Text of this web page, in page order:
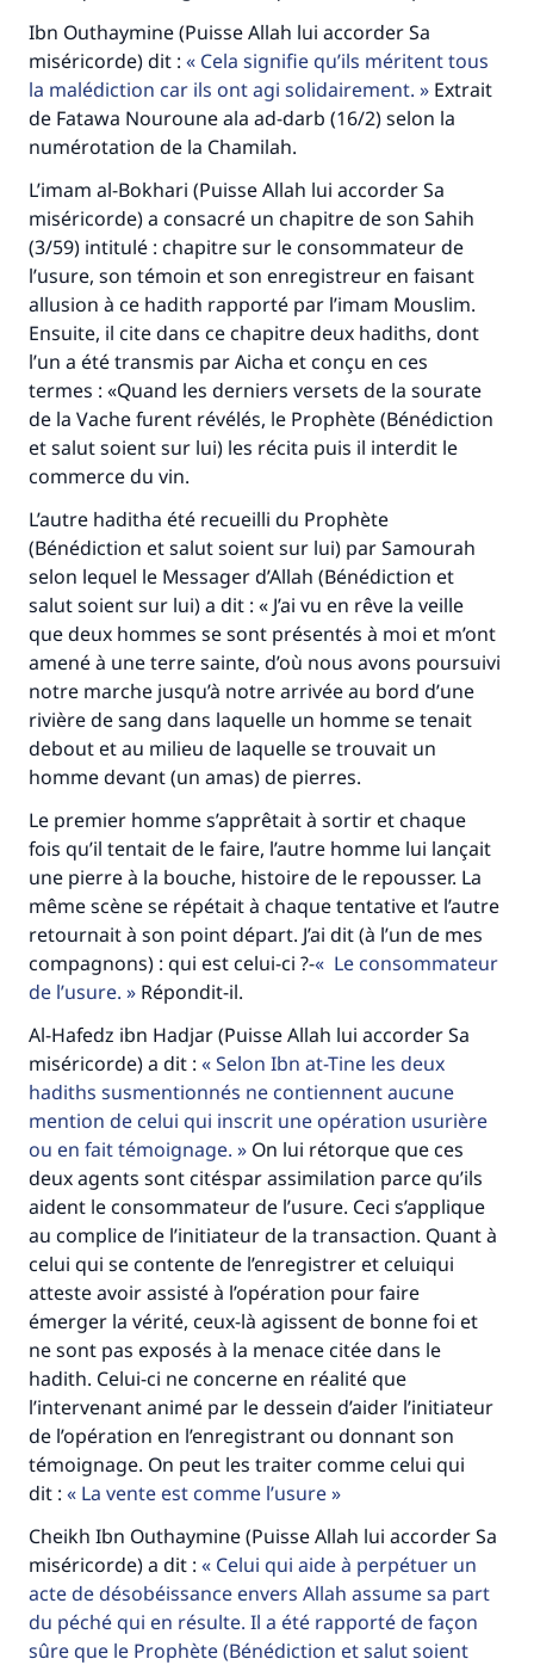
Ibn Outhaymine (Puisse Allah lui accorder Sa
miséricorde) dit :
Cela signifie qu’ils méritent tous
la malédiction car ils ont agi solidairement.
Extrait
de Fatawa Nouroune ala ad-darb (16/2) selon la
numérotation de la Chamilah.
L’imam al-Bokhari (Puisse Allah lui accorder Sa
miséricorde) a consacré un chapitre de son Sahih
(3/59) intitulé : chapitre sur le consommateur de
l’usure, son témoin et son enregistreur en faisant
allusion à ce hadith rapporté par l’imam Mouslim.
Ensuite, il cite dans ce chapitre deux hadiths, dont
l’un a été transmis par Aicha et conçu en ces
termes : «Quand les derniers versets de la sourate
de la Vache furent révélés, le Prophète (Bénédiction
et salut soient sur lui) les récita puis il interdit le
commerce du vin.
L’autre haditha été recueilli du Prophète
(Bénédiction et salut soient sur lui) par Samourah
selon lequel le Messager d’Allah (Bénédiction et
salut soient sur lui) a dit : « J’ai vu en rêve la veille
que deux hommes se sont présentés à moi et m’ont
amené à une terre sainte, d’où nous avons poursuivi
notre marche jusqu’à notre arrivée au bord d’une
rivière de sang dans laquelle un homme se tenait
debout et au milieu de laquelle se trouvait un
homme devant (un amas) de pierres.
Le premier homme s’apprêtait à sortir et chaque
fois qu’il tentait de le faire, l’autre homme lui lançait
une pierre à la bouche, histoire de le repousser. La
même scène se répétait à chaque tentative et l’autre
retournait à son point départ. J’ai dit (à l’un de mes
compagnons) : qui est celui-ci ?-
Le consommateur
de l’usure.
Répondit-il.
Al-Hafedz ibn Hadjar (Puisse Allah lui accorder Sa
miséricorde) a dit :
Selon Ibn at-Tine les deux
hadiths susmentionnés ne contiennent aucune
mention de celui qui inscrit une opération usurière
ou en fait témoignage.
On lui rétorque que ces
deux agents sont citéspar assimilation parce qu’ils
aident le consommateur de l’usure. Ceci s’applique
au complice de l’initiateur de la transaction. Quant à
celui qui se contente de l’enregistrer et celuiqui
atteste avoir assisté à l’opération pour faire
émerger la vérité, ceux-là agissent de bonne foi et
ne sont pas exposés à la menace citée dans le
hadith. Celui-ci ne concerne en réalité que
l’intervenant animé par le dessein d’aider l’initiateur
de l’opération en l’enregistrant ou donnant son
témoignage. On peut les traiter comme celui qui
dit :
La vente est comme l’usure
Cheikh Ibn Outhaymine (Puisse Allah lui accorder Sa
miséricorde) a dit :
Celui qui aide à perpétuer un
acte de désobéissance envers Allah assume sa part
du péché qui en résulte. Il a été rapporté de façon
sûre que le Prophète (Bénédiction et salut soient
Faites une différence dans la vie de